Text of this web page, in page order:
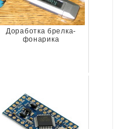
Доработка брелка-
фонарика